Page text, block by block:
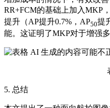
RR+FCM的基础上加入MKP
提升（AP提升0.7%，AP50提
能。这证明了MKP对于增强
5. 总结